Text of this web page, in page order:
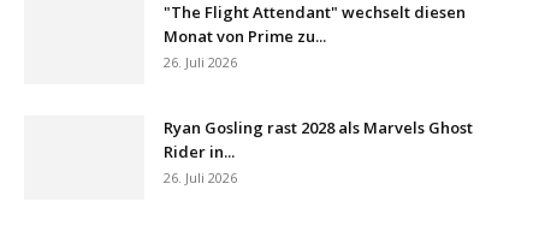
"The Flight Attendant" wechselt diesen
Monat von Prime zu...
26. Juli 2026
Ryan Gosling rast 2028 als Marvels Ghost
Rider in...
26. Juli 2026